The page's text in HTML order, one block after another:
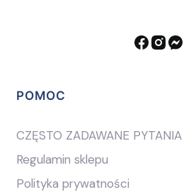
Linki w stopce
POMOC
CZĘSTO ZADAWANE PYTANIA
Regulamin sklepu
Polityka prywatności